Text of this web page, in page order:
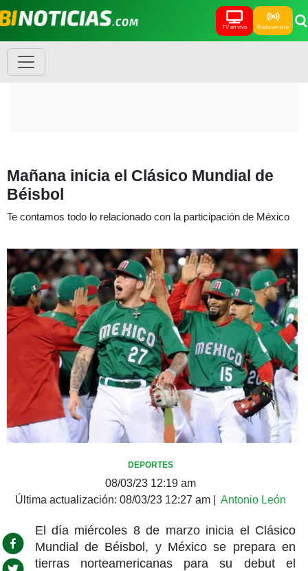
TV en vivo Radio en vivo
Mañana inicia el Clásico Mundial de
Béisbol
Te contamos todo lo relacionado con la participación de México
DEPORTES
08/03/23 12:19 am
Última actualización: 08/03/23 12:27 am Antonio León
El día miércoles 8 de marzo inicia el Clásico
Mundial de Béisbol, y México se prepara en
tierras norteamericanas para su debut el